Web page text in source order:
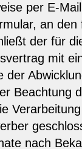
per E-
an den
der für
mit
der
Beachtung
nach